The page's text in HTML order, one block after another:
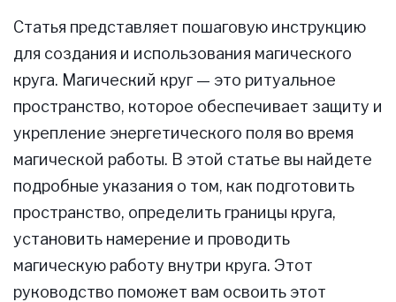
Статья представляет пошаговую инструкцию
для создания и использования магического
круга. Магический круг — это ритуальное
пространство, которое обеспечивает защиту и
укрепление энергетического поля во время
магической работы. В этой статье вы найдете
подробные указания о том, как подготовить
пространство, определить границы круга,
установить намерение и проводить
магическую работу внутри круга. Этот
руководство поможет вам освоить этот